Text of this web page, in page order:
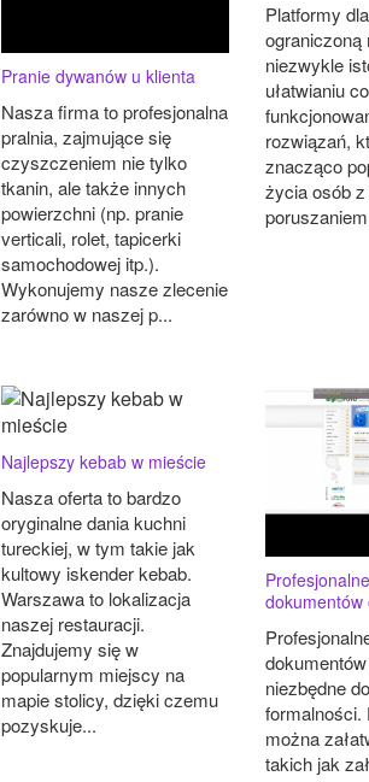
Pranie dywanów u klienta
Nasza firma to profesjonalna
pralnia, zajmujące się
czyszczeniem nie tylko
tkanin, ale także innych
powierzchni (np. pranie
verticali, rolet, tapicerki
samochodowej itp.).
Wykonujemy nasze zlecenie
zarówno w naszej p...
Platformy
ograniczoną
niezwykle
ułatwianiu
rozwiązań,
znacząco
życia osób
Najlepszy kebab w mieście
Nasza oferta to bardzo
oryginalne dania kuchni
tureckiej, w tym takie jak
kultowy iskender kebab.
Warszawa to lokalizacja
naszej restauracji.
Znajdujemy się w
popularnym miejscy na
mapie stolicy, dzięki czemu
pozyskuje...
dokumentów
niezbędne
formalności.
można
takich jak